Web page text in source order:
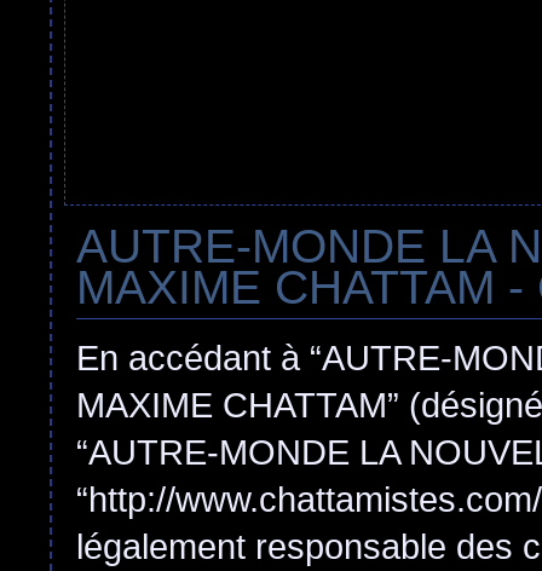
AUTRE-MONDE LA
MAXIME CHATTAM
En accédant à “AUTRE-
MAXIME CHATTAM”
“AUTRE-MONDE LA
“http://
légalement responsable des